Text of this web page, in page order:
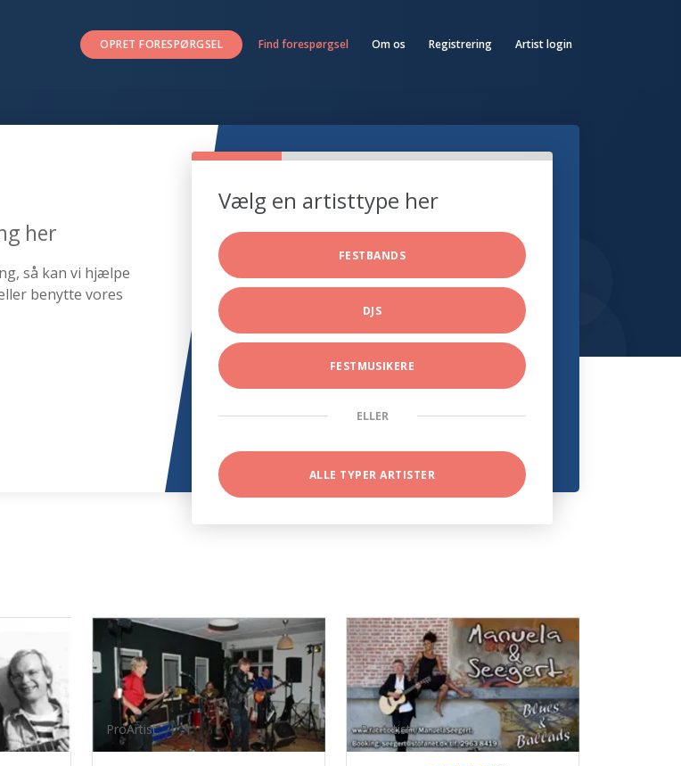
OPRET FORESPØRGSEL Find forespørgsel Om os Registrering Artist login
her
så kan vi hjælpe
benytte vores
Vælg en artisttype her
FESTBANDS
DJS
FESTMUSIKERE
ELLER
ALLE TYPER ARTISTER
ProArtist ProArtist